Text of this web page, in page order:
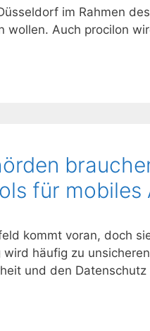
im Rahmen
wollen. Auch procilon
für mobiles
kommt voran, doch
häufig zu
und den